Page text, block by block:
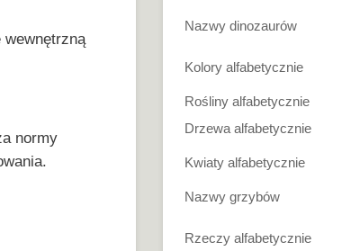
wewnętrzną
normy
Nazwy dinozaurów
Kolory alfabetycznie
Rośliny alfabetycznie
Drzewa alfabetycznie
Kwiaty alfabetycznie
Nazwy grzybów
Rzeczy alfabetycznie